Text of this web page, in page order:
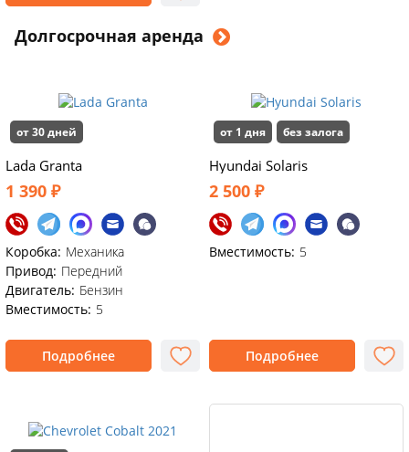
Долгосрочная аренда
от 30 дней
Lada Granta
1 390 ₽
Коробка: Механика
Привод: Передний
Двигатель: Бензин
Вместимость: 5
Подробнее
от 1 дня без залога
Hyundai Solaris
2 500 ₽
Вместимость: 5
Подробнее